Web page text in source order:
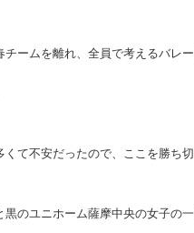
ームを離れ、全員で考えるバレ
くて不安だったので、ここを勝
のユニホーム薩摩中央の女子の一